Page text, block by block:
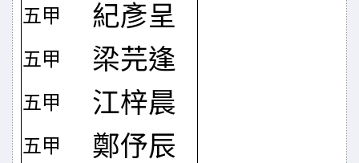
五甲 紀彥呈
五甲 梁芫逢
五甲 江梓晨
五甲 鄭伃辰